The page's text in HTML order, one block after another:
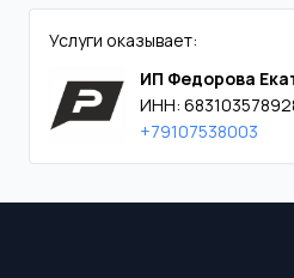
Услуги оказывает:
ИП Федорова
ИНН:
+79107538003